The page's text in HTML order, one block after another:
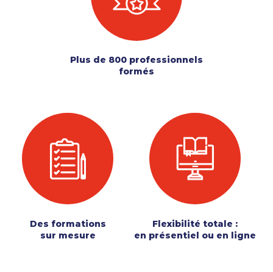
Plus de 800 professionnels
formés
Des formations
sur mesure
Flexibilité totale :
en présentiel ou en ligne